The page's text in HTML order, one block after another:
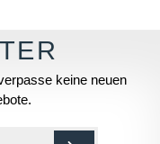
keine neuen
Adresse*